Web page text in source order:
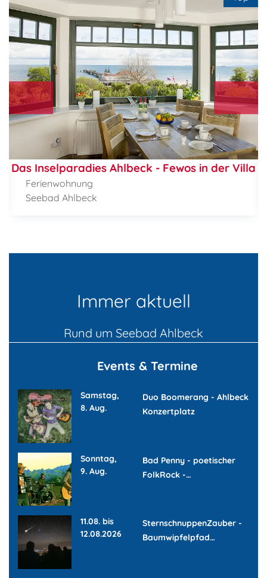
Das Inselparadies Ahlbeck - Fewos in der Villa
Ferienwohnung
Seebad Ahlbeck
Immer aktuell
Rund um Seebad Ahlbeck
Events & Termine
Samstag,
8. Aug.
Duo Boomerang - Ahlbeck
Konzertplatz
Sonntag,
9. Aug.
Bad Penny - poetischer
FolkRock -…
11.08. bis
12.08.2026
SternschnuppenZauber -
Baumwipfelpfad…